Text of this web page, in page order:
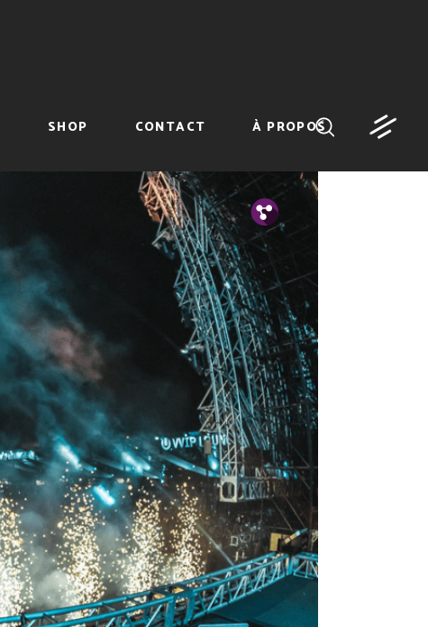
SHOP CONTACT À PROPOS
Fb.
Tw.